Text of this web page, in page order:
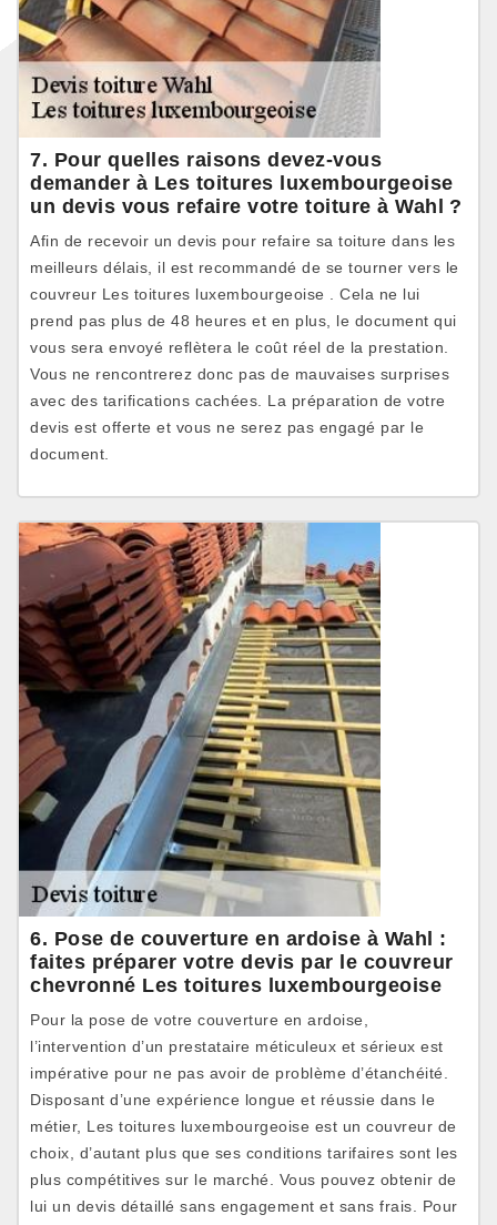
7. Pour quelles raisons devez-vous
demander à Les toitures luxembourgeoise
un devis vous refaire votre toiture à Wahl ?
Afin de recevoir un devis pour refaire sa toiture dans les
meilleurs délais, il est recommandé de se tourner vers le
couvreur Les toitures luxembourgeoise . Cela ne lui
prend pas plus de 48 heures et en plus, le document qui
vous sera envoyé reflètera le coût réel de la prestation.
Vous ne rencontrerez donc pas de mauvaises surprises
avec des tarifications cachées. La préparation de votre
devis est offerte et vous ne serez pas engagé par le
document.
6. Pose de couverture en ardoise à Wahl :
faites préparer votre devis par le couvreur
chevronné Les toitures luxembourgeoise
Pour la pose de votre couverture en ardoise,
l’intervention d’un prestataire méticuleux et sérieux est
impérative pour ne pas avoir de problème d’étanchéité.
Disposant d’une expérience longue et réussie dans le
métier, Les toitures luxembourgeoise est un couvreur de
choix, d’autant plus que ses conditions tarifaires sont les
plus compétitives sur le marché. Vous pouvez obtenir de
lui un devis détaillé sans engagement et sans frais. Pour